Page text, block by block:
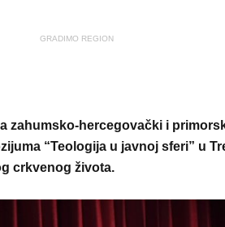
GRADIMO REGION
zahumsko-hercegovački i
“Teologija u javnoj sferi” u
crkvenog života.